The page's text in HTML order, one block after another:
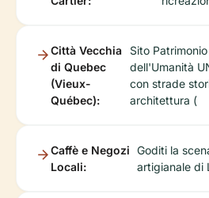
Città Vecchia
di Quebec
(Vieux-
Québec):
Sito Patrimonio
dell'Umanità
con strade
architettura (
Caffè e Negozi
Locali:
Goditi la
artigianale di